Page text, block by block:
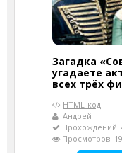
Загадка
угадаете
всех трёх
HTML-код
Андрей
Прохождений:
Просмотров: